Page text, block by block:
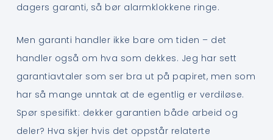
dagers garanti, så bør alarmklokkene ringe.
Men garanti handler ikke bare om tiden – det
handler også om hva som dekkes. Jeg har sett
garantiavtaler som ser bra ut på papiret, men som
har så mange unntak at de egentlig er verdiløse.
Spør spesifikt: dekker garantien både arbeid og
deler? Hva skjer hvis det oppstår relaterte